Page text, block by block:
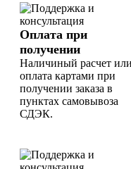
Оплата при
получении
Наличиный расчет или
оплата картами при
получении заказа в
пунктах самовывоза
СДЭК.